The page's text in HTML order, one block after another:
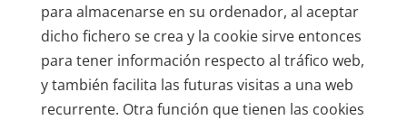
para almacenarse en su ordenador, al aceptar
dicho fichero se crea y la cookie sirve entonces
para tener información respecto al tráfico web,
y también facilita las futuras visitas a una web
recurrente. Otra función que tienen las cookies